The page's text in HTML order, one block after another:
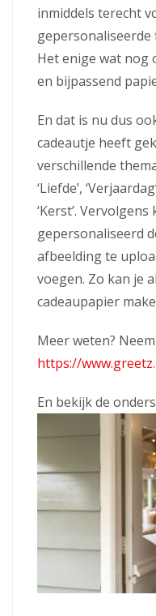
inmiddels terecht
gepersonaliseerde
Het enige wat nog
en bijpassend
En dat is nu dus
cadeautje heeft
verschillende
‘Liefde’,
‘Kerst’.
gepersonaliseerd
afbeelding te
voegen. Zo kan je
cadeaupapier
Meer weten?
https://
En bekijk de